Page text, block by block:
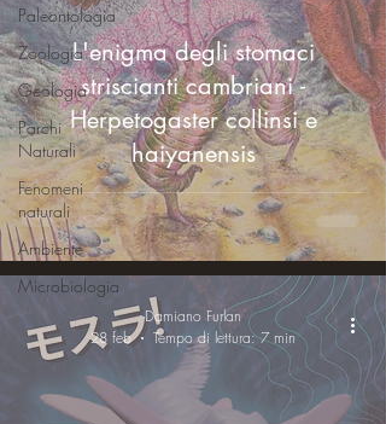
Paleontologia
Zoologia
Geologia
Parchi
Naturali
Fenomeni
naturali
Ambiente
Microbiologia
L'enigma degli stomaci
striscianti cambriani -
Herpetogaster collinsi e
haiyanensis
Damiano Furlan
28 feb
Tempo di lettura: 7 min